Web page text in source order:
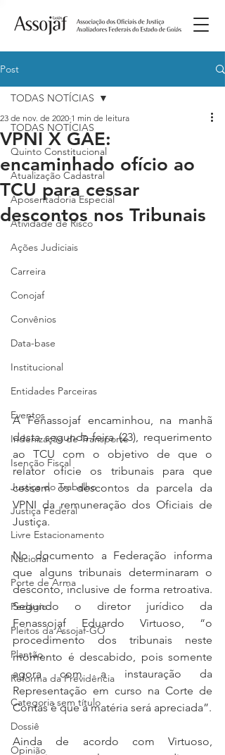
Post
TODAS NOTÍCIAS
Quinto Constitucional
Atualização Cadastral
Aposentadoria Especial
Atividade de Risco
Ações Judiciais
Carreira
Conojaf
Convênios
Data-base
Institucional
Entidades Parceiras
Eventos
Indenização de Transporte
Isenção Fiscal
Justiça do Trabalho
Justiça Federal
Livre Estacionamento
Nacional
Porte de Arma
Pedágio
Pleitos da Assojaf-GO
Plantão
Reforma da Previdência
Categoria sem título
Dossiê
Opinião
TODAS NOTÍCIAS
VPNI X GAE:
encaminhado ofício ao
TCU para cessar
descontos nos Tribunais
23 de nov. de 2020 1 min de leitura
A Fenassojaf encaminhou, na manhã
desta segunda-feira (23), requerimento
ao TCU com o objetivo de que o
relator oficie os tribunais para que
cessem os descontos da parcela da
VPNI da remuneração dos Oficiais de
Justiça.
No documento a Federação informa
que alguns tribunais determinaram o
desconto, inclusive de forma retroativa.
Segundo o diretor jurídico da
Fenassojaf Eduardo Virtuoso, “o
procedimento dos tribunais neste
momento é descabido, pois somente
agora com a instauração da
Representação em curso na Corte de
Ainda de acordo com Virtuoso,